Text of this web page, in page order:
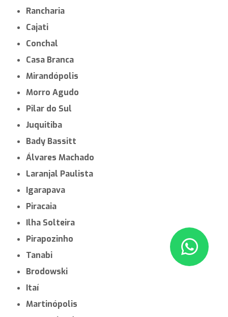
Descalvado
Bariri
Cachoeira Paulista
Rio das Pedras
Osvaldo Cruz
Guararema
Guararapes
Serra Negra
Biritiba Mirim
Cândido Mota
Piraju
Iguape
Santa Cruz das Palmeiras
Rancharia
Cajati
Conchal
Casa Branca
Mirandópolis
Morro Agudo